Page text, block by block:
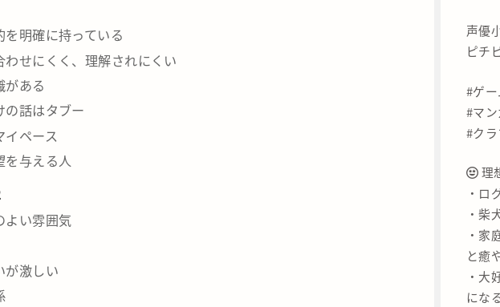
を明確に持っている
わせにくく、理解されにくい
がある
の話はタブー
イペース
を与える人
よい雰囲気
が激しい
声優
ピチ
#ゲ
#マ
#ク
理
・ロ
・柴
・家
と癒
・大
にな